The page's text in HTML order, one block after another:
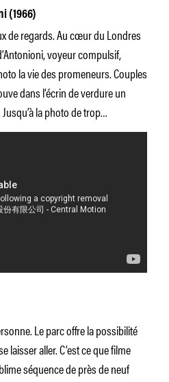
(1966)
de regards. Au cœur du Londres
voyeur compulsif,
la vie des promeneurs. Couples
dans l’écrin de verdure un
la photo de trop…
Le parc offre la possibilité
laisser aller. C’est ce que filme
séquence de près de neuf